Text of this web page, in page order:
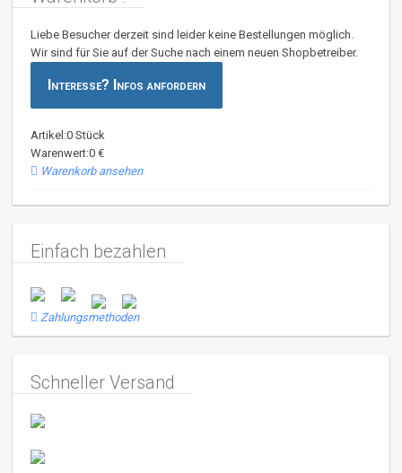
Liebe Besucher derzeit sind leider keine Bestellungen möglich.
Wir sind für Sie auf der Suche nach einem neuen Shopbetreiber.
Interesse? Infos anfordern
Artikel:0 Stück
Warenwert:0 €
Warenkorb ansehen
Einfach bezahlen
Zahlungsmethoden
Schneller Versand